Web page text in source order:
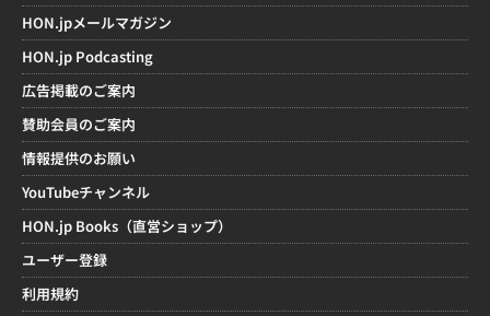
HON.jpメールマガジン
HON.jp Podcasting
広告掲載のご案内
賛助会員のご案内
情報提供のお願い
YouTubeチャンネル
HON.jp Books（直営ショップ）
ユーザー登録
利用規約